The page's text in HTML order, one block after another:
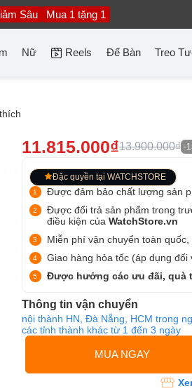
Sâu Mua 1 tặng 1
Nữ Reels Để Bàn Treo
11.815.000₫13.900.000₫ -
Đặc quyền tại WATCHSTORE
Được đảm bảo chất lượng sản
Được đổi trả sản phẩm trong
điều kiện của WatchStore.vn
Miễn phí vận chuyển toàn
Giao hàng hỏa tốc (áp dụng
Được hưởng các ưu đãi, quà
Thông tin vận chuyển
nội thành HN, Đà Nẵng, HCM trong
các tỉnh thành khác từ 1 đến 3 ngày
MUA NGAY